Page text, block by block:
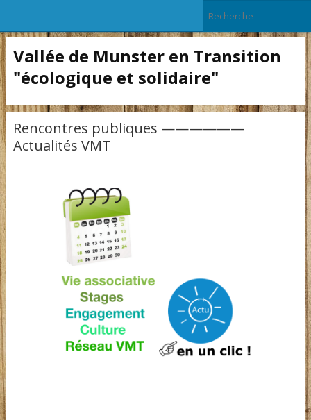
Vallée de Munster en Transition
"écologique et solidaire"
Rencontres publiques ——————
Actualités VMT